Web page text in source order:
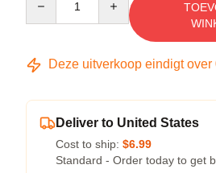
Deze uitverkoop eindigt over
Deliver to United States
Cost to ship: $6.99
Standard - Order today to get